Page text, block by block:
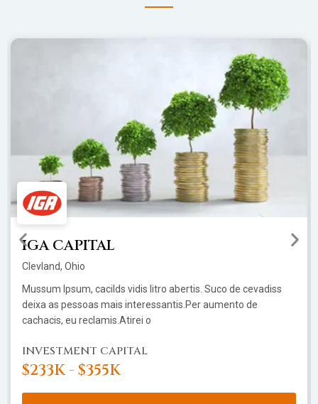
IGA CAPITAL
Clevland, Ohio
Mussum Ipsum, cacilds vidis litro abertis. Suco de cevadiss
deixa as pessoas mais interessantis.Per aumento de
cachacis, eu reclamis.Atirei o
INVESTMENT CAPITAL
$233K - $355K